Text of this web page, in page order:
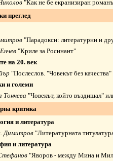
"Как не бе екранизиран
преглед
"Парадокси: литературни и
"Криле за Росинант"
на 20. век
"Послеслов. "Човекът без
и големи
Тончева "Човекът, който въздишал"
критика
и литература
Димитров "Литературната
и литература
"Яворов - между Мина и